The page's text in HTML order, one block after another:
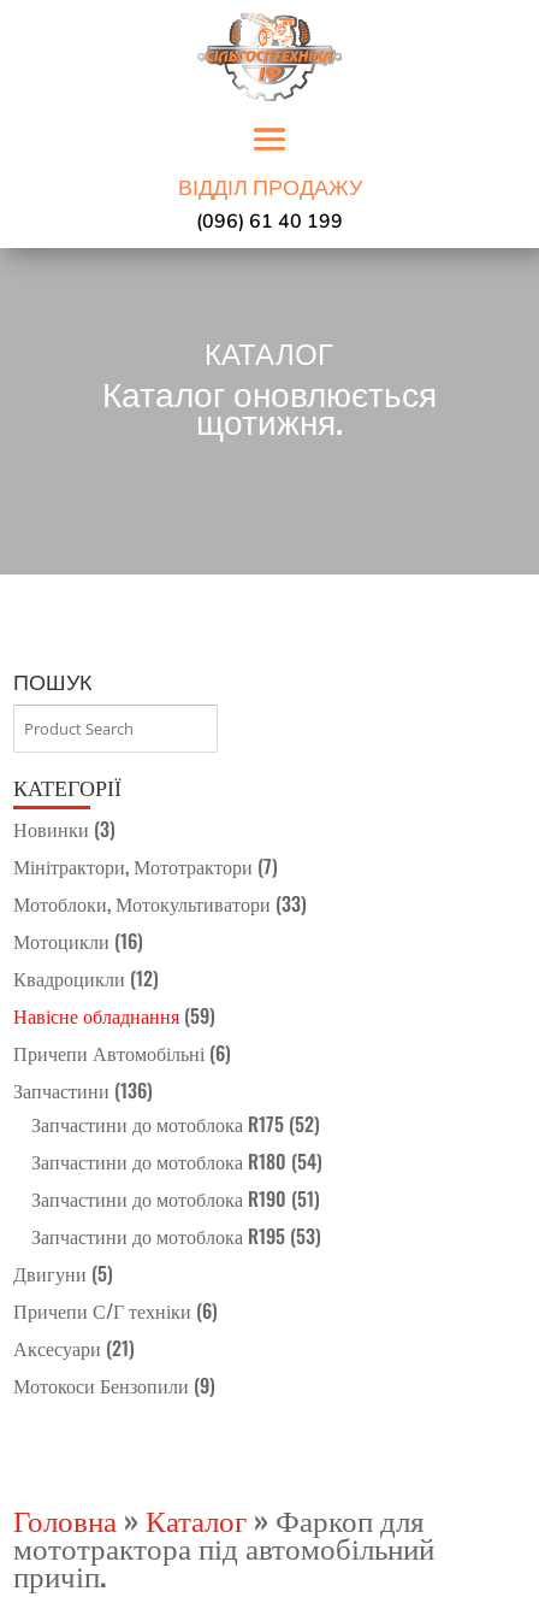
ВІДДІЛ ПРОДАЖУ
(096) 61 40 199
КАТАЛОГ
Каталог оновлюється
щотижня.
ПОШУК
КАТЕГОРІЇ
Новинки (3)
Мінітрактори, Мототрактори (7)
Мотоблоки, Мотокультиватори (33)
Мотоцикли (16)
Квадроцикли (12)
Навісне обладнання (59)
Причепи Автомобільні (6)
Запчастини (136)
Запчастини до мотоблока R175 (52)
Запчастини до мотоблока R180 (54)
Запчастини до мотоблока R190 (51)
Запчастини до мотоблока R195 (53)
Двигуни (5)
Причепи С/Г техніки (6)
Аксесуари (21)
Мотокоси Бензопили (9)
Головна »Каталог» Фаркоп для
мототрактора під автомобільний
причіп.